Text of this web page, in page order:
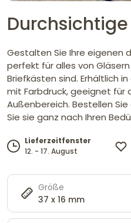
Gestalten Sie Ihre eigenen
perfekt für alles von
Briefkästen sind. Erhältlich
mit Farbdruck, geeignet für
Außenbereich. Bestellen
Sie sie ganz nach Ihren
Lieferzeitfenster
12. - 17. August
Größe
37 x 16 mm